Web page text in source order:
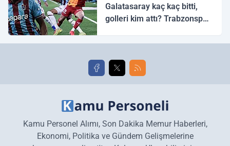
Galatasaray kaç kaç bitti,
golleri kim attı? Trabzonspor
golleri!
Kamu Personel Alımı, Son Dakika Memur Haberleri,
Ekonomi, Politika ve Gündem Gelişmelerine